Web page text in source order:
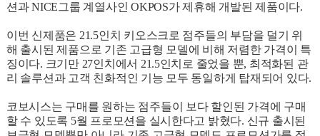
션과 NICE그룹 계열사인 OKPOS가 제휴해 개발된 제품이다.
이번 신제품은 21.5인치 키오스크로 점주들의 부담을 덜기 위
해 출시된 제품으로 기존 고급형 모델에 비해 저렴한 가격이 특
징이다. 크기만 27인치에서 21.5인치로 줄었을 뿐, 최적화된 관
리 솔루션과 고객 친화적인 기능 모두 동일하게 탑재되어 있다.
코보시스는 구매를 원하는 점주들이 보다 할인된 가격에 구매
할 수 있도록 5월 프로모션을 실시한다고 밝혔다. 신규 출시된